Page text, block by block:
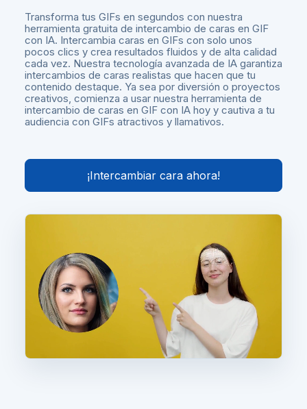
Transforma tus GIFs en segundos con nuestra
herramienta gratuita de intercambio de caras en GIF
con IA. Intercambia caras en GIFs con solo unos
pocos clics y crea resultados fluidos y de alta calidad
cada vez. Nuestra tecnología avanzada de IA garantiza
intercambios de caras realistas que hacen que tu
contenido destaque. Ya sea por diversión o proyectos
creativos, comienza a usar nuestra herramienta de
intercambio de caras en GIF con IA hoy y cautiva a tu
audiencia con GIFs atractivos y llamativos.
¡Intercambiar cara ahora!